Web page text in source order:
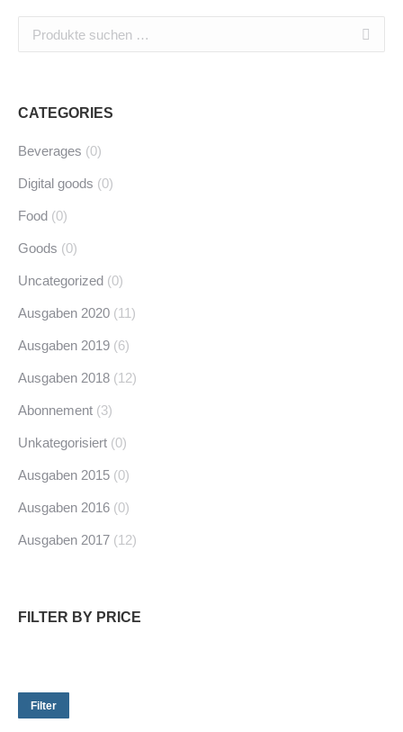
CATEGORIES
Beverages (0)
Digital goods (0)
Food (0)
Goods (0)
Uncategorized (0)
Ausgaben 2020 (11)
Ausgaben 2019 (6)
Ausgaben 2018 (12)
Abonnement (3)
Unkategorisiert (0)
Ausgaben 2015 (0)
Ausgaben 2016 (0)
Ausgaben 2017 (12)
FILTER BY PRICE
Filter